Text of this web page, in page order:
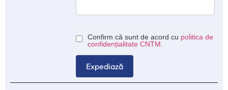
Confirm că sunt de acord cu politica de
confidențialitate CNTM